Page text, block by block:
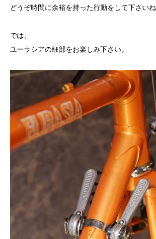
どうぞ時間に余裕を持った行動をして下さいね
では、
ユーラシアの細部をお楽しみ下さい。